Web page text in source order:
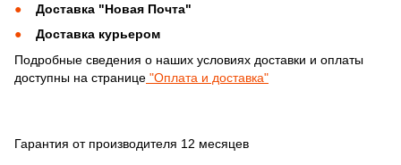
Доставка "Новая Почта"
Доставка курьером
Подробные сведения о наших условиях доставки и оплаты
доступны на странице "Оплата и доставка"
Гарантия от производителя 12 месяцев